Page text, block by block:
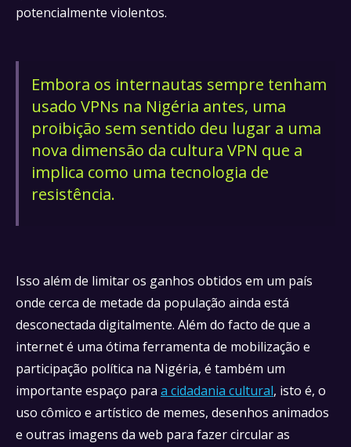
potencialmente violentos.
Embora os internautas sempre tenham
usado VPNs na Nigéria antes, uma
proibição sem sentido deu lugar a uma
nova dimensão da cultura VPN que a
implica como uma tecnologia de
resistência.
Isso além de limitar os ganhos obtidos em um país
onde cerca de metade da população ainda está
desconectada digitalmente. Além do facto de que a
internet é uma ótima ferramenta de mobilização e
participação política na Nigéria, é também um
importante espaço para a cidadania cultural, isto é, o
uso cômico e artístico de memes, desenhos animados
e outras imagens da web para fazer circular as